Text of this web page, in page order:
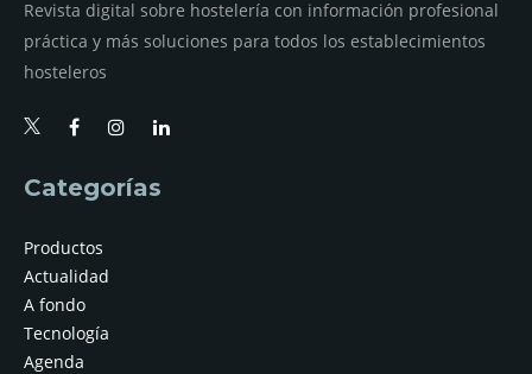
Revista digital sobre hostelería con información profesional
práctica y más soluciones para todos los establecimientos
hosteleros
Categorías
Productos
Actualidad
A fondo
Tecnología
Agenda